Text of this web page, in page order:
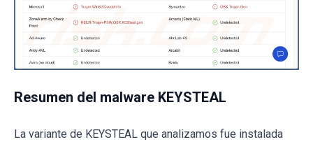
Resumen del malware KEYSTEAL
La variante de KEYSTEAL que analizamos fue instalada